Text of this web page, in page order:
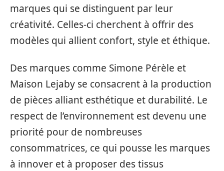
marques qui se distinguent par leur
créativité. Celles-ci cherchent à offrir des
modèles qui allient confort, style et éthique.
Des marques comme Simone Pérèle et
Maison Lejaby se consacrent à la production
de pièces alliant esthétique et durabilité. Le
respect de l’environnement est devenu une
priorité pour de nombreuses
consommatrices, ce qui pousse les marques
à innover et à proposer des tissus